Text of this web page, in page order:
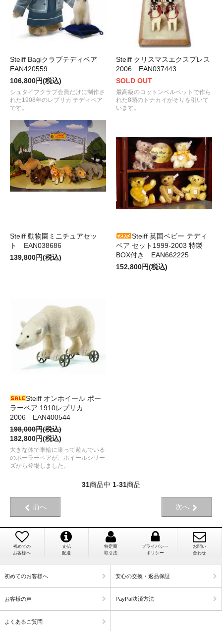
Steiff Bagiクラブテディベア
EAN420559
106,800円(税込)
シュタイフクラブ会員だけに制作さ
れた1908年のレプリカ テディベア
です。
Steiff クリスマスエクスプレス
2006 EAN037443
SOLD OUT
最高級のコットンベルベットで作ら
れた8頭のトナカイがそりを引いて
います。
Steiff 動物園ミニチュアセッ
ト EAN038686
139,800円(税込)
Steiff 英国ベビー テディ
ベア セット1999-2003 特製
BOX付き EAN662225
152,800円(税込)
Steiff オンホイール ポー
ラーベア 1910レプリカ
2006 EAN400544
198,000円(税込)
182,800円(税込)
大きな体で車輪に乗って遊んでいる
のポーラーベアが、ホイールシリー
ズから登場しました。
31商品中 1-31商品
前へ 次へ
初めての
お客様へ
支払
配送
特定商
取引法
プライバシー
ポリシー
お問い
合わせ
初めてのお客様へ 安心の交換・返品保証
お客様の声 PayPal決済方法
よくあるご質問